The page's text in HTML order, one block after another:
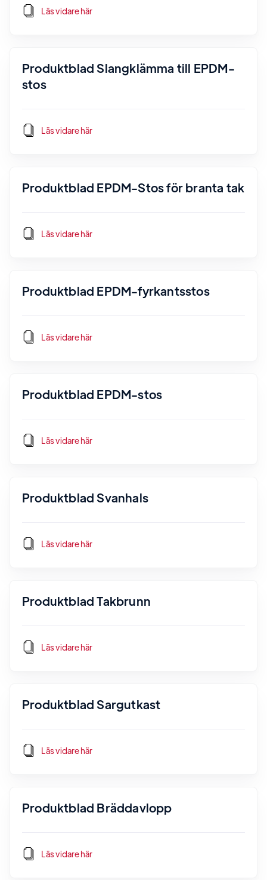
Läs vidare här
Produktblad Slangklämma till EPDM-
stos
Läs vidare här
Produktblad EPDM-Stos för branta tak
Läs vidare här
Produktblad EPDM-fyrkantsstos
Läs vidare här
Produktblad EPDM-stos
Läs vidare här
Produktblad Svanhals
Läs vidare här
Produktblad Takbrunn
Läs vidare här
Produktblad Sargutkast
Läs vidare här
Produktblad Bräddavlopp
Läs vidare här